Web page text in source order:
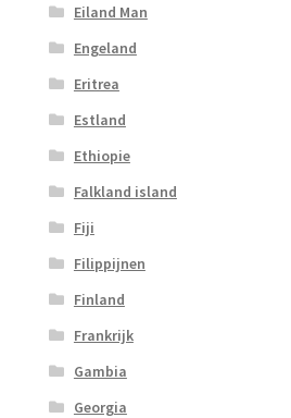
Eiland Man
Engeland
Eritrea
Estland
Ethiopie
Falkland island
Fiji
Filippijnen
Finland
Frankrijk
Gambia
Georgia